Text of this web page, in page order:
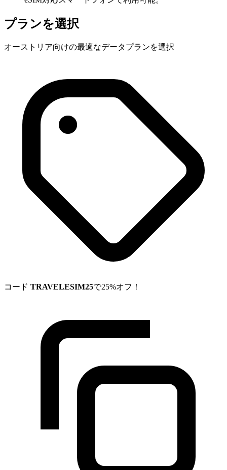
プランを選択
オーストリア向けの最適なデータプランを選択
コード TRAVELESIM25で25%オフ！